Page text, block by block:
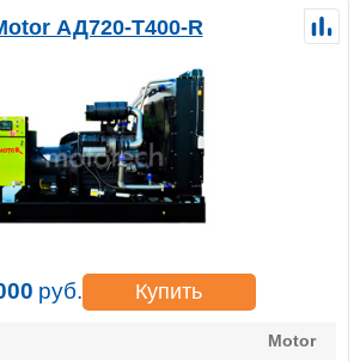
АД720-Т400-R
руб. Купить
Motor